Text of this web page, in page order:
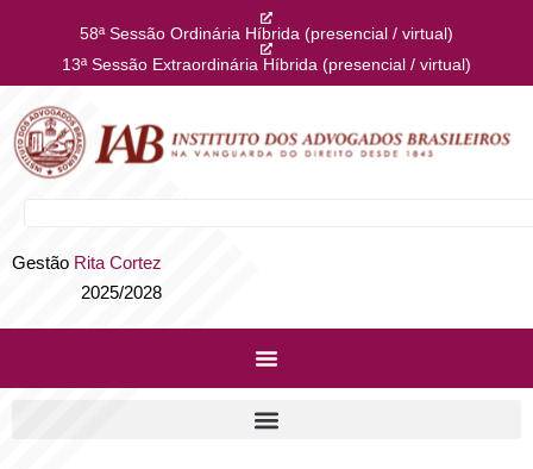
58ª Sessão Ordinária Híbrida (presencial / virtual)
13ª Sessão Extraordinária Híbrida (presencial / virtual)
Gestão Rita Cortez
2025/2028